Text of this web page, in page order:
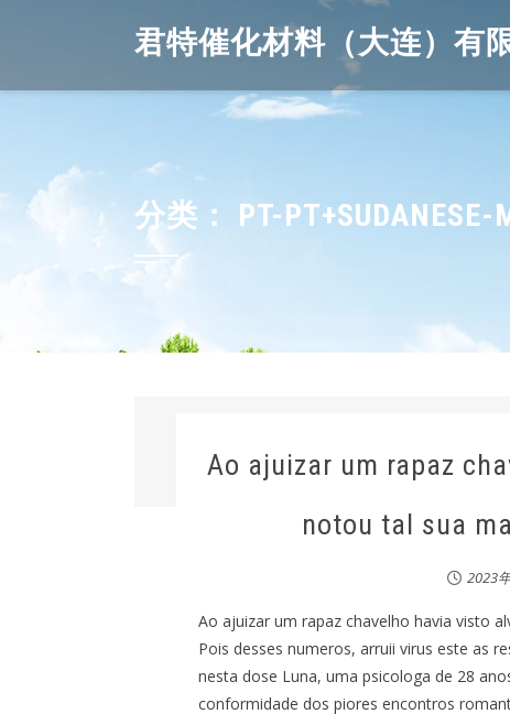
君特催化材料（大连）有
分类： PT-PT+SUDANESE-
Ao ajuizar um rapaz
notou tal sua
2023
Ao ajuizar um rapaz chavelho havia visto
Pois desses numeros, arruii virus este as
nesta dose Luna, uma psicologa de 28
conformidade dos piores encontros